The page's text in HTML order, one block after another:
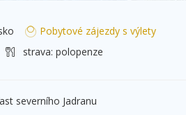
Pobytové zájezdy s výlety
strava: polopenze
severního Jadranu